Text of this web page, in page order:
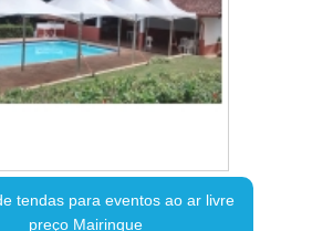
tendas para eventos ao ar livre
preço Mairinque